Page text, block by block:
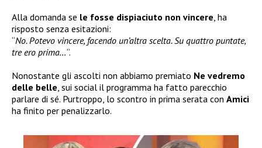
Alla domanda se le fosse dispiaciuto non vincere , ha
risposto senza esitazioni:
“No. Potevo vincere, facendo un’altra scelta. Su quattro puntate,
tre ero prima…“.
Nonostante gli ascolti non abbiamo premiato Ne vedremo
delle belle , sui social il programma ha fatto parecchio
parlare di sé. Purtroppo, lo scontro in prima serata con Amici
ha finito per penalizzarlo.